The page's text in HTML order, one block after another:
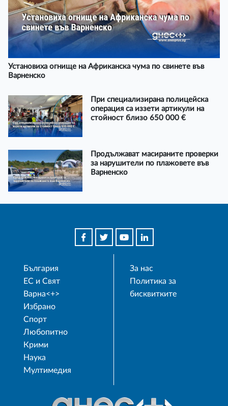
Установиха огнище на Африканска чума по свинете във
Варненско
При специализирана полицейска
операция са иззети артикули на
стойност близо 650 000 €
Продължават масираните проверки
за нарушители по плажовете във
Варненско
България
ЕС и Свят
Варна<+>
Избрано
Спорт
Любопитно
Крими
Наука
Мултимедия
За нас
Политика за
бисквитките